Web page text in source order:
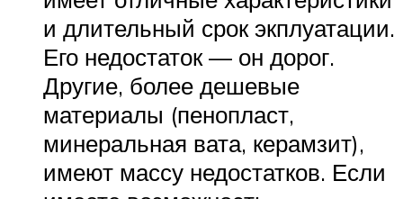
и длительный срок экплуатации.
Его недостаток — он дорог.
Другие, более дешевые
материалы (пенопласт,
минеральная вата, керамзит),
имеют массу недостатков. Если